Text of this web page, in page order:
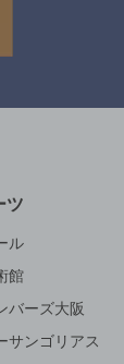
ツ
ル
館
バーズ大阪
サンゴリアス